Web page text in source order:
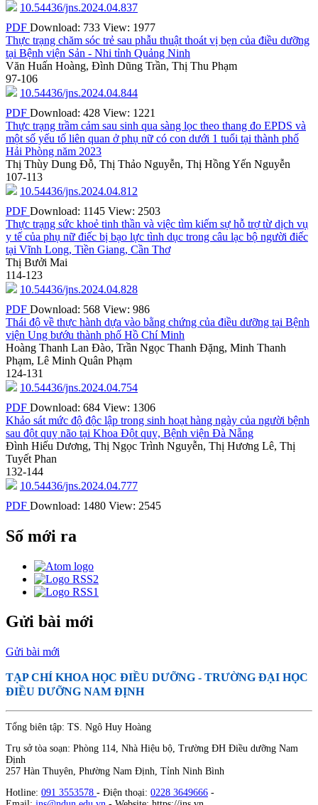
10.54436/jns.2024.04.837
PDF Download: 733 View: 1977
Thực trạng chăm sóc trẻ sau phẫu thuật thoát vị bẹn của điều dưỡng
tại Bệnh viện Sản - Nhi tỉnh Quảng Ninh
Văn Huấn Hoàng, Đình Dũng Trần, Thị Thu Phạm
97-106
10.54436/jns.2024.04.844
PDF Download: 428 View: 1221
Thực trạng trầm cảm sau sinh qua sàng lọc theo thang đo EPDS và
một số yếu tố liên quan ở phụ nữ có con dưới 1 tuổi tại thành phố
Hải Phòng năm 2023
Thị Thùy Dung Đỗ, Thị Thảo Nguyễn, Thị Hồng Yến Nguyễn
107-113
10.54436/jns.2024.04.812
PDF Download: 1145 View: 2503
Thực trạng sức khoẻ tinh thần và việc tìm kiếm sự hỗ trợ từ dịch vụ
y tế của phụ nữ điếc bị bạo lực tình dục trong câu lạc bộ người điếc
tại Vĩnh Long, Tiền Giang, Cần Thơ
Thị Bưởi Mai
114-123
10.54436/jns.2024.04.828
PDF Download: 568 View: 986
Thái độ về thực hành dựa vào bằng chứng của điều dưỡng tại Bệnh
viện Ung bướu thành phố Hồ Chí Minh
Hoàng Thanh Lan Đào, Trần Ngọc Thanh Đặng, Minh Thanh
Phạm, Lê Minh Quân Phạm
124-131
10.54436/jns.2024.04.754
PDF Download: 684 View: 1306
Khảo sát mức độ độc lập trong sinh hoạt hàng ngày của người bệnh
sau đột quỵ não tại Khoa Đột quỵ, Bệnh viện Đà Nẵng
Đình Hiếu Dương, Thị Ngọc Trình Nguyễn, Thị Hương Lê, Thị
Tuyết Phan
132-144
10.54436/jns.2024.04.777
PDF Download: 1480 View: 2545
Số mới ra
Gửi bài mới
Gửi bài mới
TẠP CHÍ KHOA HỌC ĐIỀU DƯỠNG - TRƯỜNG ĐẠI HỌC
ĐIỀU DƯỠNG NAM ĐỊNH
Tổng biên tập: TS. Ngô Huy Hoàng
Trụ sở tòa soạn: Phòng 114, Nhà Hiệu bộ, Trường ĐH Điều dưỡng Nam
Định
257 Hàn Thuyên, Phường Nam Định, Tỉnh Ninh Bình
Hotline: 091 3553578 - Điện thoại: 0228 3649666 -